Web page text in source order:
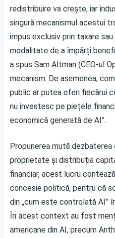
redistribuire va crește, iar
singură mecanismul acestui
impus exclusiv prin taxare
modalitate de a împărți
a spus Sam Altman (CEO-ul
mecanism. De asemenea,
public ar putea oferi fiecărui
nu investesc pe piețele
economică generată de AI”.
Propunerea mută
proprietate și distribuția
financiar, acest lucru
concesie politică, pentru că
din „cum este controlată AI”
În acest context au fost
americane din AI, precum